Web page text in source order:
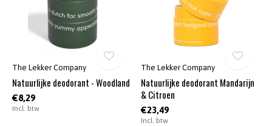
The Lekker Company
Natuurlijke deodorant - Woodland
€8,29
Incl. btw
The Lekker Company
Natuurlijke deodorant Mandarijn
& Citroen
€23,49
Incl. btw